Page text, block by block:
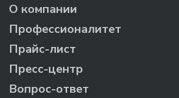
О компании
Профессионалитет
Прайс-лист
Пресс-центр
Вопрос-ответ